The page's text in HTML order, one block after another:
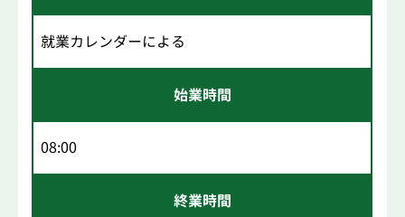
就業カレンダーによる
始業時間
08:00
終業時間